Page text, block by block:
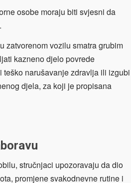
osobe moraju biti svjesni da
zatvorenom vozilu smatra grubim
kazneno djelo povrede
narušavanje zdravlja ili izgubi
djela, za koji je propisana
stručnjaci upozoravaju da dio
promjene svakodnevne rutine i